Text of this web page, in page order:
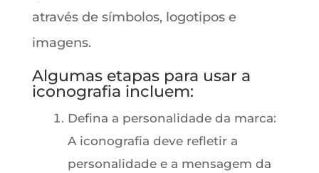
através de símbolos, logotipos e
imagens.
Algumas etapas para usar a
iconografia incluem:
Defina a personalidade da marca:
A iconografia deve refletir a
personalidade e a mensagem da